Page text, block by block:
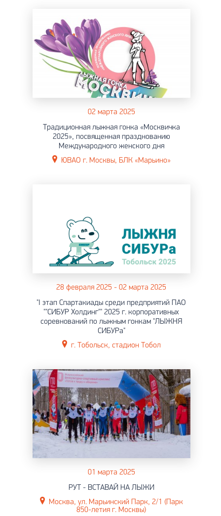
02 марта 2025
Традиционная лыжная гонка «Москвичка
2025», посвященная празднованию
Международного женского дня
ЮВАО г. Москвы, БЛК «Марьино»
28 февраля 2025 - 02 марта 2025
"I этап Спартакиады среди предприятий ПАО
""СИБУР Холдинг"" 2025 г. корпоративных
соревнований по лыжным гонкам "ЛЫЖНЯ
СИБУРа"
г. Тобольск, стадион Тобол
01 марта 2025
РУТ - ВСТАВАЙ НА ЛЫЖИ
Москва, ул. Марьинский Парк, 2/1 (Парк
850-летия г. Москвы)